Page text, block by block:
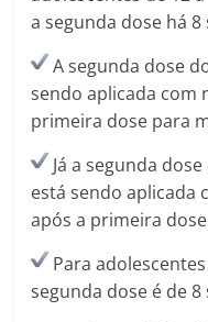
a segunda dose há 8
A segunda dose
sendo aplicada com
primeira dose para
Já a segunda
está sendo aplicada
após a primeira
Para
segunda dose é de 8